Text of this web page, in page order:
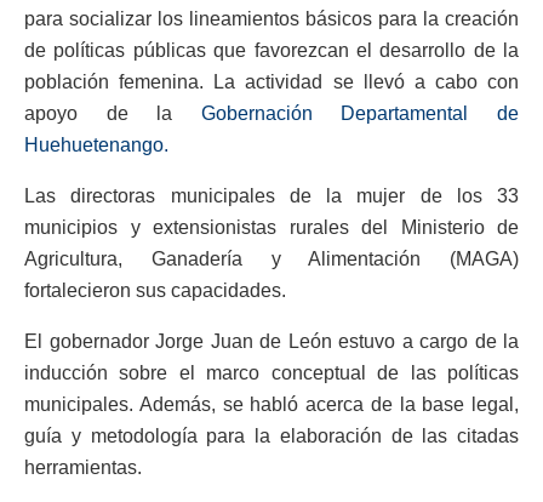
para socializar los lineamientos básicos para la creación
de políticas públicas que favorezcan el desarrollo de la
población femenina. La actividad se llevó a cabo con
apoyo de la Gobernación Departamental de
Huehuetenango.
Las directoras municipales de la mujer de los 33
municipios y extensionistas rurales del Ministerio de
Agricultura, Ganadería y Alimentación (MAGA)
fortalecieron sus capacidades.
El gobernador Jorge Juan de León estuvo a cargo de la
inducción sobre el marco conceptual de las políticas
municipales. Además, se habló acerca de la base legal,
guía y metodología para la elaboración de las citadas
herramientas.